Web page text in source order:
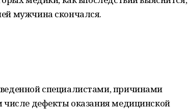
мужчина скончался.
специалистами, причинами
числе дефекты оказания медицинской